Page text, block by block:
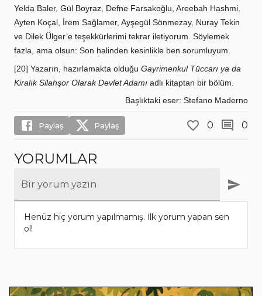
Yelda Baler, Gül Boyraz, Defne Farsakoğlu, Areebah Hashmi,
Ayten Koçal, İrem Sağlamer, Ayşegül Sönmezay, Nuray Tekin
ve Dilek Ülger’e teşekkürlerimi tekrar iletiyorum. Söylemek
fazla, ama olsun: Son halinden kesinlikle ben sorumluyum.
[20] Yazarın, hazırlamakta olduğu Gayrimenkul Tüccarı ya da
Kiralık Silahşor Olarak Devlet Adamı adlı kitaptan bir bölüm.
Başlıktaki eser: Stefano Maderno
Paylaş Paylaş 0 0
YORUMLAR
Bir yorum yazın
Henüz hiç yorum yapılmamış. İlk yorum yapan sen
ol!